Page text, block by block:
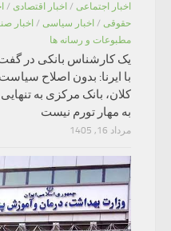
اخبار اجتماعی / اخبار اقتصادی /
حقوقی / اخبار سیاسی / اخبار
مطبوعات و رسانه ها
یک کارشناس بانکی در
با ایرنا: بدون اصلاح
کلان، بانک مرکزی به تنهایی
به مهار تورم نیست
مرداد 16, 1405